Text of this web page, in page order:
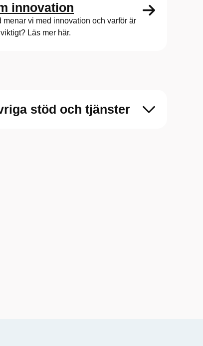
innovation
menar vi med innovation och varför är
Läs mer här.
stöd och tjänster